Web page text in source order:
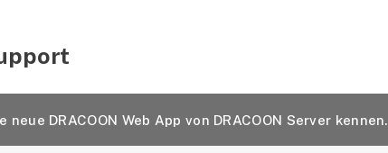
neue DRACOON Web App von DRACOON Server kennen.